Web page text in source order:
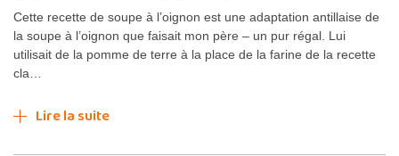
Cette recette de soupe à l’oignon est une adaptation antillaise de
la soupe à l’oignon que faisait mon père – un pur régal. Lui
utilisait de la pomme de terre à la place de la farine de la recette
cla…
Lire la suite